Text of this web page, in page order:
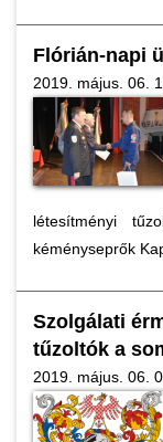
Flórián-napi
2019. május. 06.
létesítményi
kéményseprők
Szolgálati
tűzoltók a
2019. május. 06.